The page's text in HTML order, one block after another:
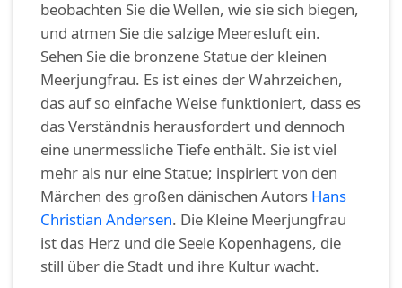
beobachten Sie die Wellen, wie sie sich biegen,
und atmen Sie die salzige Meeresluft ein.
Sehen Sie die bronzene Statue der kleinen
Meerjungfrau. Es ist eines der Wahrzeichen,
das auf so einfache Weise funktioniert, dass es
das Verständnis herausfordert und dennoch
eine unermessliche Tiefe enthält. Sie ist viel
mehr als nur eine Statue; inspiriert von den
Märchen des großen dänischen Autors Hans
Christian Andersen. Die Kleine Meerjungfrau
ist das Herz und die Seele Kopenhagens, die
still über die Stadt und ihre Kultur wacht.